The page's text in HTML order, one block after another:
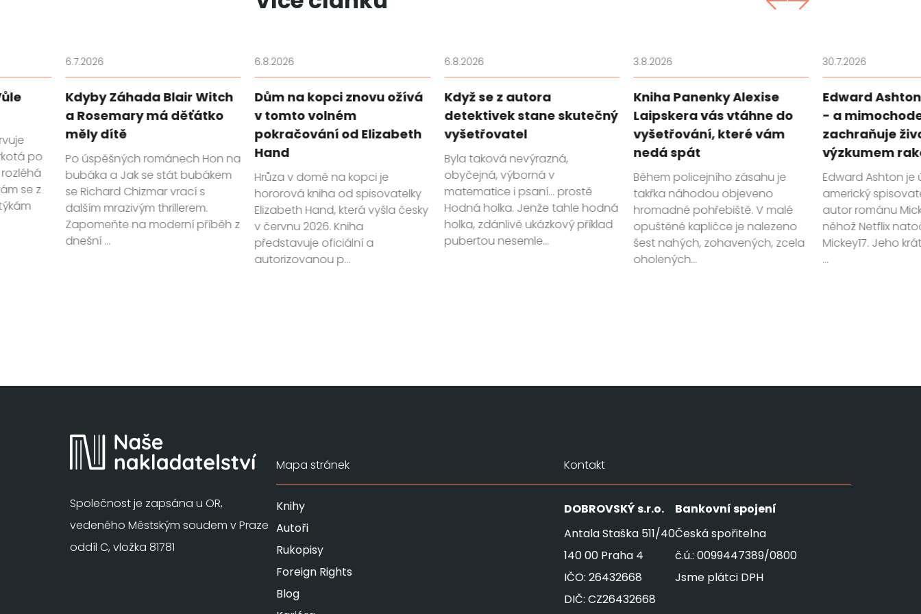
po
se z
6.7.2026
Kdyby Záhada Blair Witch
a Rosemary má děťátko
měly dítě
Po úspěšných románech Hon na
bubáka a Jak se stát bubákem
se Richard Chizmar vrací s
dalším mrazivým thrillerem.
Zapomeňte na moderní příběh z
dnešní ...
6.8.2026
Dům na kopci znovu ožívá
v tomto volném
pokračování od Elizabeth
Hand
Hrůza v domě na kopci je
hororová kniha od spisovatelky
Elizabeth Hand, která vyšla česky
v červnu 2026. Kniha
představuje oficiální a
autorizovanou p...
6.8.2026
Když se z autora
detektivek stane skutečný
vyšetřovatel
Byla taková nevýrazná,
obyčejná, výborná v
matematice i psaní… prostě
Hodná holka. Jenže tahle hodná
holka, zdánlivě ukázkový příklad
pubertou nesemle...
3.8.2026
Kniha Panenky Alexise
Laipskera vás vtáhne do
vyšetřování, které vám
nedá spát
Během policejního zásahu je
takřka náhodou objeveno
hromadné pohřebiště. V malé
opuštěné kapličce je nalezeno
šest nahých, zohavených, zcela
oholených...
30.7.2026
Edward
- a
zachraňuje
výzkumem
Edward Ashton je
americký
autor románu
něhož Netflix
Mickey17. Jeho
...
Společnost je zapsána u OR,
vedeného Městským soudem v Praze
oddíl C, vložka 81781
Mapa stránek
Knihy
Autoři
Rukopisy
Foreign Rights
Blog
Kontakt
DOBROVSKÝs.r.o.
Antala Staška 511/40
140 00 Praha 4
IČO: 26432668
DIČ: CZ26432668
Bankovní spojení
Česká spořitelna
č.ú.: 0099447389/0800
Jsme plátci DPH